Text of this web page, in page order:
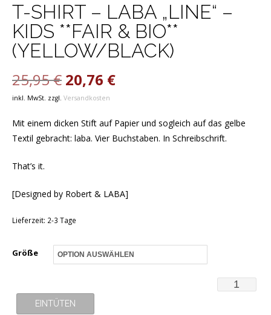
T-SHIRT – LABA „LINE“ –
KIDS **FAIR & BIO**
(YELLOW/BLACK)
25,95€ Ursprünglicher
Preis
war:
20,76 €Aktueller
ist:
inkl. MwSt. zzgl. Versandkosten
Mit einem dicken Stift auf Papier und sogleich auf das gelbe
Textil gebracht: laba. Vier Buchstaben. In Schreibschrift.
That’s it.
[Designed by Robert & LABA]
Lieferzeit: 2-3 Tage
Größe
T-
EINTÜTEN